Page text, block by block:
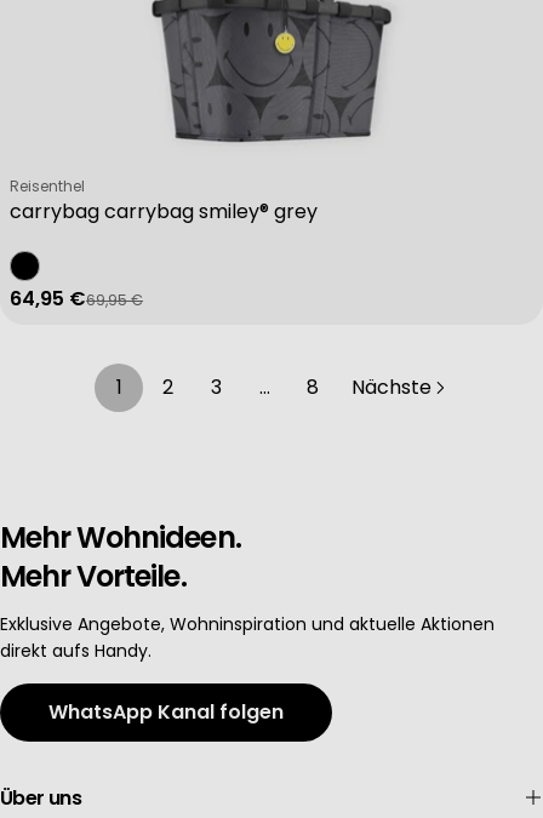
carrybag carrybag smiley® grey
Verkäufer:
Reisenthel
Verkaufspreis
64,95 €
Regulärer Preis
69,95 €
1 2 3 … 8 Nächste
Mehr Wohnideen.
Mehr Vorteile.
Exklusive Angebote, Wohninspiration und aktuelle Aktionen
direkt aufs Handy.
WhatsApp Kanal folgen
Über uns